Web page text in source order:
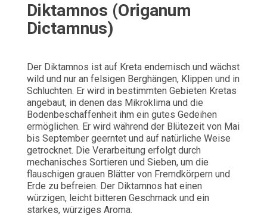
Diktamnos (Origanum
Dictamnus)
Der Diktamnos ist auf Kreta endemisch und wächst
wild und nur an felsigen Berghängen, Klippen und in
Schluchten. Er wird in bestimmten Gebieten Kretas
angebaut, in denen das Mikroklima und die
Bodenbeschaffenheit ihm ein gutes Gedeihen
ermöglichen. Er wird während der Blütezeit von Mai
bis September geerntet und auf natürliche Weise
getrocknet. Die Verarbeitung erfolgt durch
mechanisches Sortieren und Sieben, um die
flauschigen grauen Blätter von Fremdkörpern und
Erde zu befreien. Der Diktamnos hat einen
würzigen, leicht bitteren Geschmack und ein
starkes, würziges Aroma.